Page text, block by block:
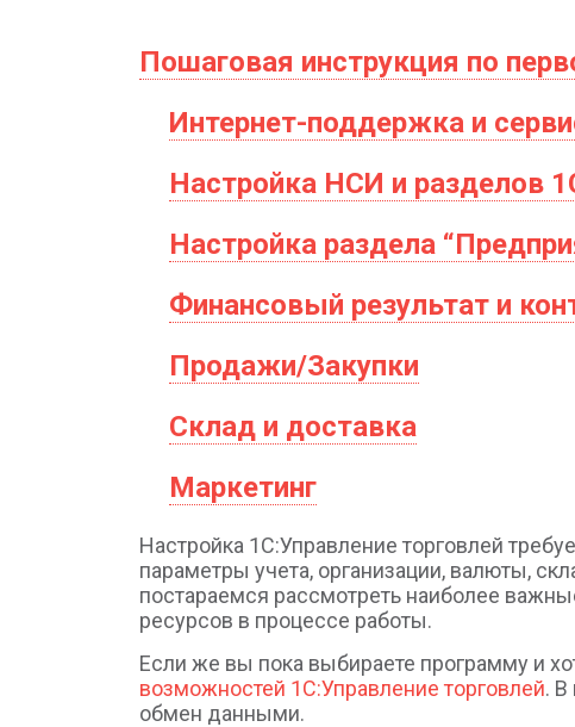
Пошаговая инструкция по
Интернет-поддержка и
Настройка НСИ и разделов
Настройка раздела
Финансовый результат и
Продажи/Закупки
Склад и доставка
Маркетинг
Настройка 1С:Управление торговлей
параметры учета, организации, валюты,
постараемся рассмотреть наиболее
ресурсов в процессе работы.
Если же вы пока выбираете программу и
возможностей 1С:Управление торговлей. В
обмен данными.